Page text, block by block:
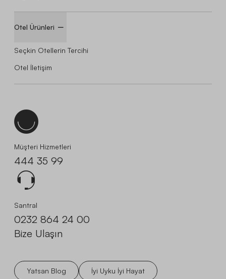
Otel Ürünleri
Seçkin Otellerin Tercihi
Otel İletişim
Müşteri Hizmetleri
444 35 99
Santral
0232 864 24 00
Bize Ulaşın
Yatsan Blog İyi Uyku İyi Hayat